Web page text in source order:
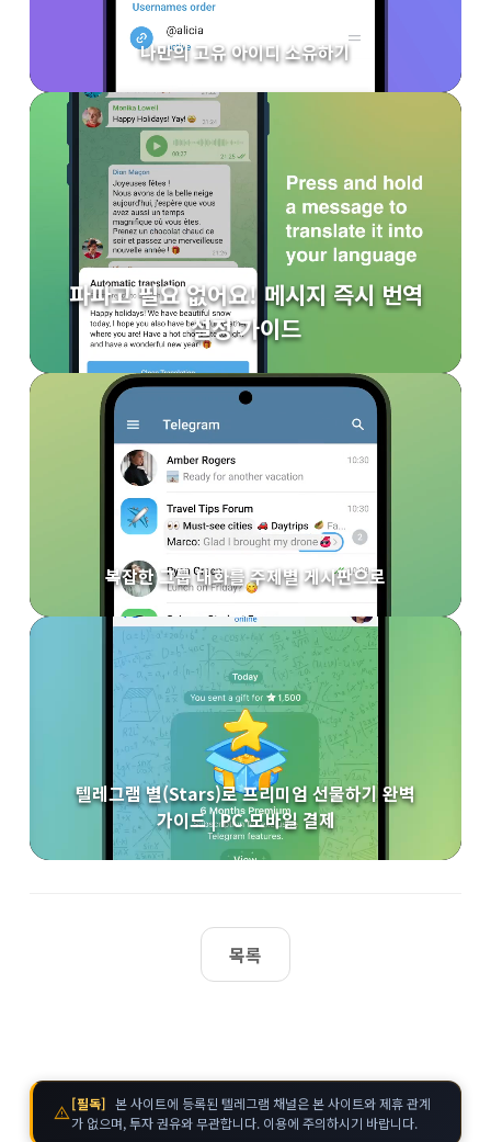
나만의 고유 아이디 소유하기
파파고 필요 없어요! 메시지 즉시 번역
설정 가이드
복잡한 그룹 대화를 주제별 게시판으로
텔레그램 별(Stars)로 프리미엄 선물하기 완벽
가이드 | PC·모바일 결제
목록
warning[필독] 본 사이트에 등록된 텔레그램 채널은 본 사이트와 제휴 관계
가 없으며, 투자 권유와 무관합니다. 이용에 주의하시기 바랍니다.